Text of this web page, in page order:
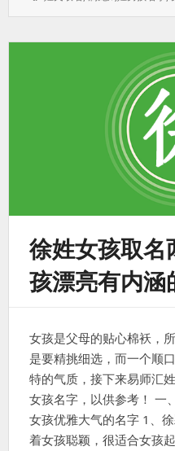
于：
徐姓女孩取名
孩漂亮有内涵
女孩是父母的贴心棉袄，
是要精挑细选，而一个顺
特的气质，接下来易师汇
女孩名字，以供参考！ 一
女孩优雅大气的名字 1、
着女孩聪颖，很适合女孩